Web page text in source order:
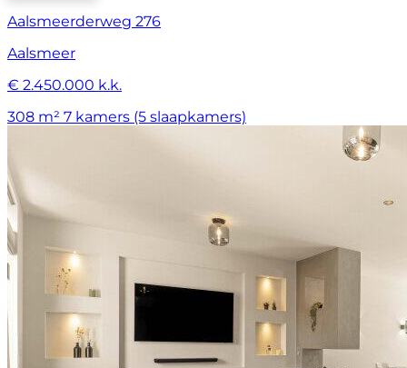
Aalsmeerderweg 276
Aalsmeer
€ 2.450.000 k.k.
308 m² 7 kamers (5 slaapkamers)